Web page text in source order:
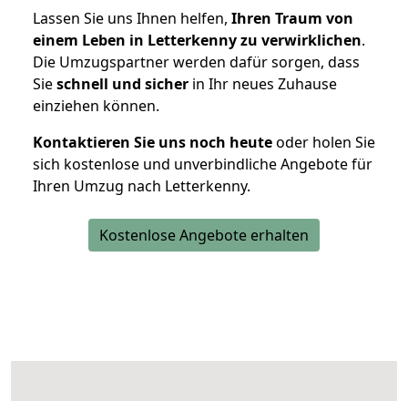
Lassen Sie uns Ihnen helfen, Ihren Traum von
einem Leben in Letterkenny zu verwirklichen.
Die Umzugspartner werden dafür sorgen, dass
Sieschnell und sicher in Ihr neues Zuhause
einziehen können.
Kontaktieren Sie uns noch heuteoder holen Sie
sich kostenlose und unverbindliche Angebote für
Ihren Umzug nach Letterkenny.
Kostenlose Angebote erhalten